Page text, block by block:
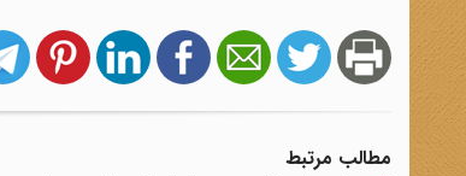
مطالب مرتبط